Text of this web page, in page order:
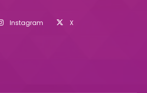
Instagram X